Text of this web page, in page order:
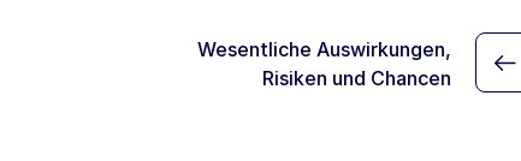
Wesentliche Auswirkungen,
Risiken und Chancen